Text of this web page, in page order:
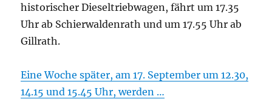
historischer Dieseltriebwagen, fährt um 17.35
Uhr ab Schierwaldenrath und um 17.55 Uhr ab
Gillrath.
Eine Woche später, am 17. September um 12.30,
14.15 und 15.45 Uhr, werden …